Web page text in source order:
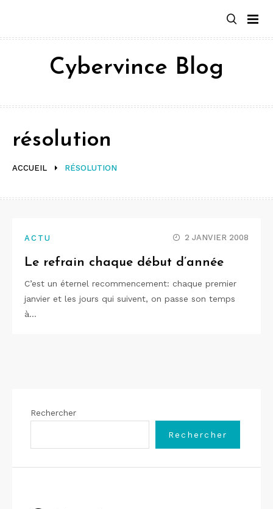
contenu
Cybervince Blog
ACCUEIL RÉSOLUTION
résolution
ACTU 2 JANVIER 2008
Le refrain chaque début d’année
C’est un éternel recommencement: chaque premier
janvier et les jours qui suivent, on passe son temps
à…
Rechercher
Rechercher